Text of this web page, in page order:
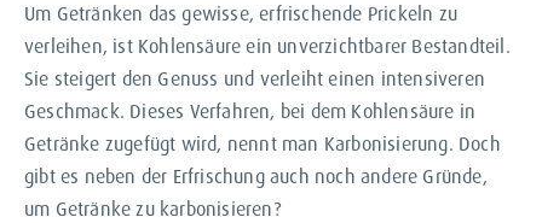
Um Getränken das gewisse, erfrischende Prickeln zu
verleihen, ist Kohlensäure ein unverzichtbarer Bestandteil.
Sie steigert den Genuss und verleiht einen intensiveren
Geschmack. Dieses Verfahren, bei dem Kohlensäure in
Getränke zugefügt wird, nennt man Karbonisierung. Doch
gibt es neben der Erfrischung auch noch andere Gründe,
um Getränke zu karbonisieren?